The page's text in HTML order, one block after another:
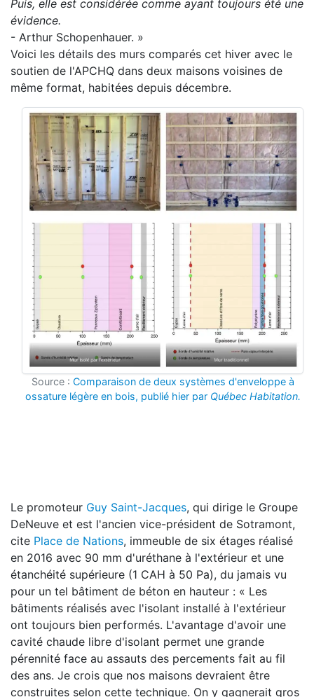
Puis, elle est considérée comme ayant toujours été une
évidence.
- Arthur Schopenhauer. »
Voici les détails des murs comparés cet hiver avec le
soutien de l'APCHQ dans deux maisons voisines de
même format, habitées depuis décembre.
Source : Comparaison de deux systèmes d'enveloppe à
ossature légère en bois, publié hier par Québec Habitation.
Le promoteur Guy Saint-Jacques, qui dirige le Groupe
DeNeuve et est l'ancien vice-président de Sotramont,
cite Place de Nations, immeuble de six étages réalisé
en 2016 avec 90 mm d'uréthane à l'extérieur et une
étanchéité supérieure (1 CAH à 50 Pa), du jamais vu
pour un tel bâtiment de béton en hauteur : « Les
bâtiments réalisés avec l'isolant installé à l'extérieur
ont toujours bien performés. L'avantage d'avoir une
cavité chaude libre d'isolant permet une grande
pérennité face au assauts des percements fait au fil
des ans. Je crois que nos maisons devraient être
construites selon cette technique. On y gagnerait gros